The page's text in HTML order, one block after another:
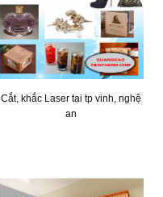
Cắt, khắc Laser tại tp vinh, nghệ
an